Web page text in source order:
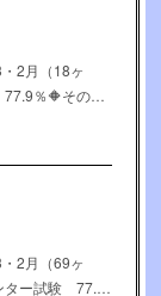
2月（18ヶ
％🔶その…
2月（69ヶ
ター試験 77.…